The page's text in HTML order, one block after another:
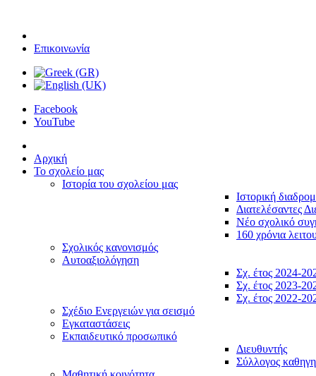
Επικοινωνία
Facebook
YouTube
Αρχική
Το σχολείο μας
Ιστορία του σχολείου μας
Ιστορική
Διατελέσαντες
Νέο σχολικό
160 χρόνια
Σχολικός κανονισμός
Αυτοαξιολόγηση
Σχ. έτος 2024-
Σχ. έτος 2023-
Σχ. έτος 2022-
Σχέδιο Ενεργειών για σεισμό
Εγκαταστάσεις
Εκπαιδευτικό προσωπικό
Διευθυντής
Σύλλογος